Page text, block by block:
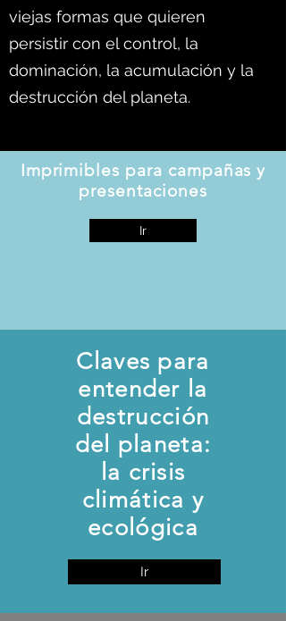
viejas formas que quieren
persistir con el control, la
dominación, la acumulación y la
destrucción del planeta.
Imprimibles para campañas y
presentaciones
Ir
Claves para
entender la
destrucción
del planeta:
la crisis
climática y
ecológica
Ir